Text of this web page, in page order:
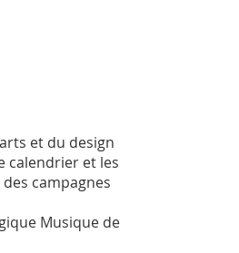
et du design
calendrier et les
campagnes
Musique de